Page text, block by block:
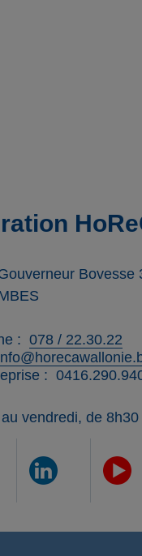
Bovesse
078 / 22.30.22
vendredi, de